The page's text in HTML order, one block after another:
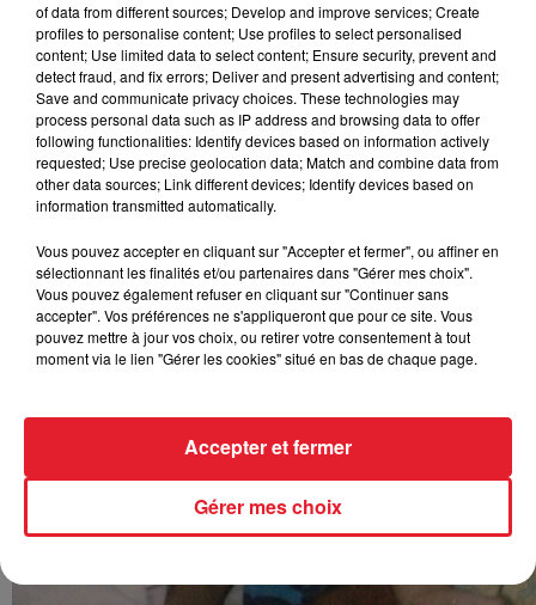
7. Drake et ses parents
of data from different sources; Develop and improve services; Create
profiles to personalise content; Use profiles to select personalised
content; Use limited data to select content; Ensure security, prevent and
detect fraud, and fix errors; Deliver and present advertising and content;
Save and communicate privacy choices. These technologies may
process personal data such as IP address and browsing data to offer
following functionalities: Identify devices based on information actively
requested; Use precise geolocation data; Match and combine data from
other data sources; Link different devices; Identify devices based on
information transmitted automatically.
Vous pouvez accepter en cliquant sur "Accepter et fermer", ou affiner en
sélectionnant les finalités et/ou partenaires dans "Gérer mes choix".
Vous pouvez également refuser en cliquant sur "Continuer sans
accepter". Vos préférences ne s'appliqueront que pour ce site. Vous
pouvez mettre à jour vos choix, ou retirer votre consentement à tout
moment via le lien "Gérer les cookies" situé en bas de chaque page.
Gérer mes choix
Accepter et fermer